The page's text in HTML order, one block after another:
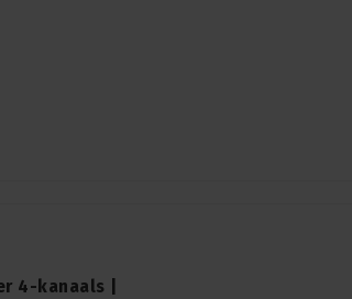
4-kanaals |